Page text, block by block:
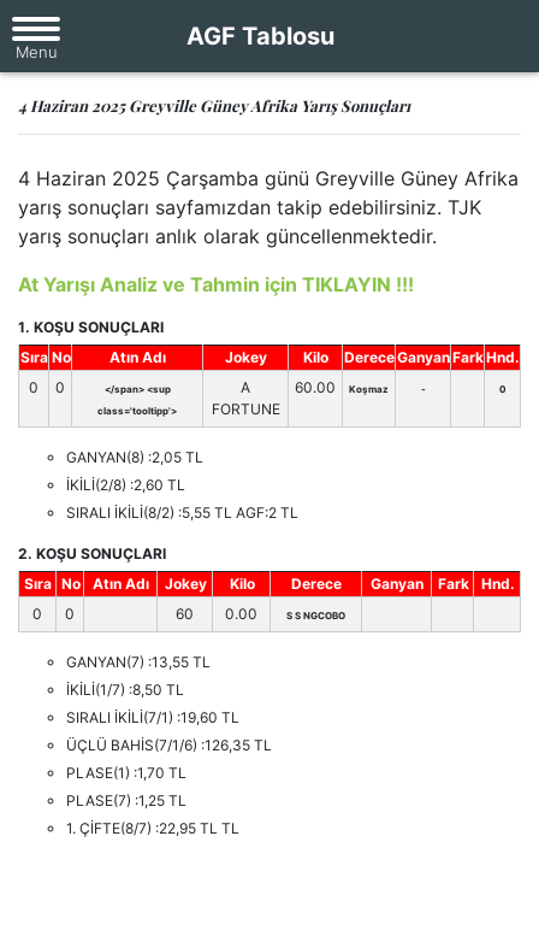
AGF Tablosu
4 Haziran 2025 Greyville Güney Afrika Yarış Sonuçları
4 Haziran 2025 Çarşamba günü Greyville Güney Afrika
yarış sonuçları sayfamızdan takip edebilirsiniz. TJK
yarış sonuçları anlık olarak güncellenmektedir.
At Yarışı Analiz ve Tahmin için TIKLAYIN !!!
1. KOŞU SONUÇLARI
Sıra No Atın Adı Jokey Kilo DereceGanyanFarkHnd.
0
0
</span> <sup
class='tooltipp'>
A
FORTUNE
60.00 Koşmaz - 0
GANYAN(8) :2,05 TL
İKİLİ(2/8) :2,60 TL
SIRALI İKİLİ(8/2) :5,55 TL AGF:2 TL
2. KOŞU SONUÇLARI
Sıra No Atın Adı Jokey Kilo Derece Ganyan Fark
Hnd.
0
0 60 0.00 S S NGCOBO
GANYAN(7) :13,55 TL
İKİLİ(1/7) :8,50 TL
SIRALI İKİLİ(7/1) :19,60 TL
ÜÇLÜ BAHİS(7/1/6) :126,35 TL
PLASE(1) :1,70 TL
PLASE(7) :1,25 TL
1. ÇİFTE(8/7) :22,95 TL TL